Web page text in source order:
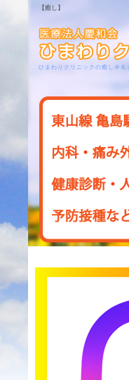
【癒し】
ひまわりクリニックの癒し＠